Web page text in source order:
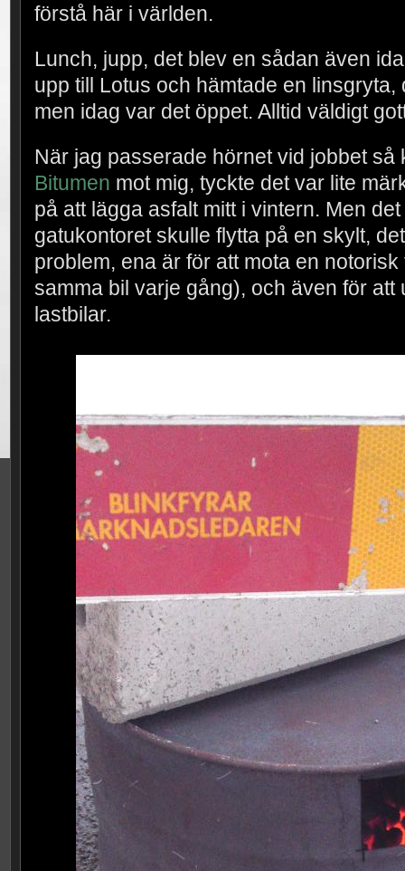
förstå här i världen.
Lunch, jupp, det blev en sådan även
upp till Lotus och hämtade en linsgryta,
men idag var det öppet. Alltid väldigt
När jag passerade hörnet vid jobbet så
Bitumen mot mig, tyckte det var lite
på att lägga asfalt mitt i vintern. Men
gatukontoret skulle flytta på en skylt,
problem, ena är för att mota en
samma bil varje gång), och även för
lastbilar.